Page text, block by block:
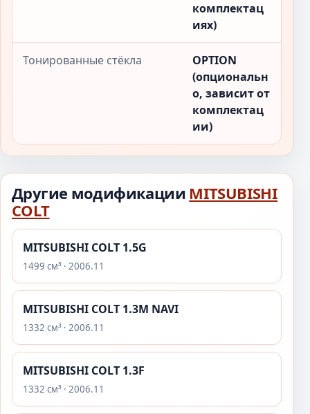
комплектац
иях)
Тонированные стёкла
OPTION
(опциональн
о, зависит от
комплектац
ии)
Другие модификации MITSUBISHI
COLT
MITSUBISHI COLT 1.5G
1499 см³ · 2006.11
MITSUBISHI COLT 1.3M NAVI
1332 см³ · 2006.11
MITSUBISHI COLT 1.3F
1332 см³ · 2006.11